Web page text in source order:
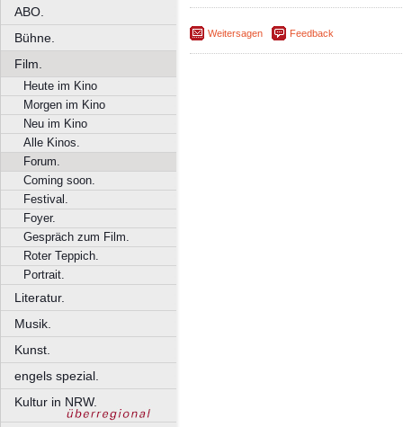
ABO.
Bühne.
Film.
Heute im Kino
Morgen im Kino
Neu im Kino
Alle Kinos.
Forum.
Coming soon.
Festival.
Foyer.
Gespräch zum Film.
Roter Teppich.
Portrait.
Literatur.
Musik.
Kunst.
engels spezial.
Kultur in NRW.
Weitersagen Feedback